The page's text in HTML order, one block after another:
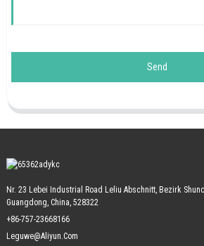
Send
Nr. 23 Lebei Industrial Road Leliu Abschnitt, Bezirk
Guangdong, China, 528322
+86-757-23668166
Leguwe@aliyun.com